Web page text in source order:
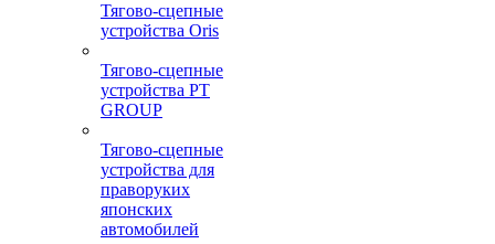
Тягово-сцепные
устройства Oris
Тягово-сцепные
устройства PT
GROUP
Тягово-сцепные
устройства для
праворуких
японских
автомобилей